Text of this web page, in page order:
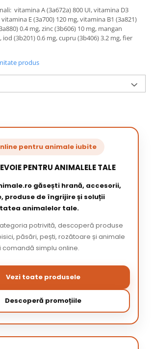
vitamina A (3a672a) 800 UI, vitamina D3
vitamina E (3a700) 120 mg, vitamina B1 (3a821)
0.4 mg, zinc (3b606) 10 mg, mangan
iod (3b201) 0.6 mg, cupru (3b406) 3.2 mg, fier
produs
pentru animale iubite
PENTRU ANIMALELE TALE
găsești hrană, accesorii,
produse de îngrijire și soluții
animalelor tale.
potrivită, descoperă produse
păsări, pești, rozătoare și animale
simplu online.
Vezi toate produsele
Descoperă promoțiile